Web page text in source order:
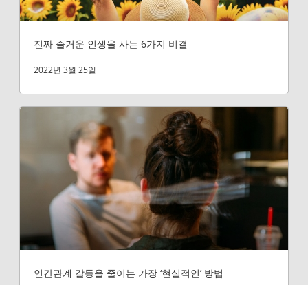
진짜 즐거운 인생을 사는 6가지 비결
2022년 3월 25일
인간관계 갈등을 줄이는 가장 ‘현실적인’ 방법